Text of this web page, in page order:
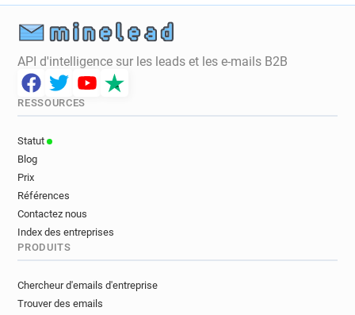
API d'intelligence sur les leads et les e-mails B2B
RESSOURCES
Statut
Blog
Prix
Références
Contactez nous
Index des entreprises
PRODUITS
Chercheur d'emails d'entreprise
Trouver des emails